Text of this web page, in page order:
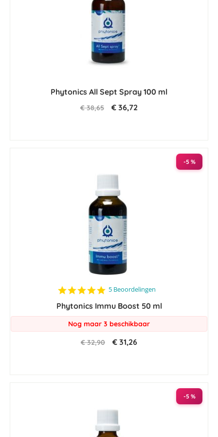
Phytonics All Sept Spray 100 ml
€ 38,65 € 36,72
-5 %
5.0
rating
5 Beoordelingen
Phytonics Immu Boost 50 ml
Nog maar 3 beschikbaar
€ 32,90 € 31,26
-5 %